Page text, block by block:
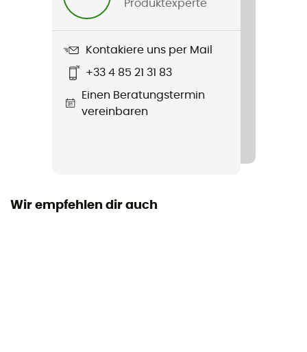
Wasserdichtigkeit
Produktexperte
Kontakiere uns per Mail
+33 4 85 21 31 83
Einen Beratungstermin
vereinbaren
Wir empfehlen dir auch